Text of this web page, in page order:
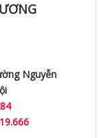
Nguyễn